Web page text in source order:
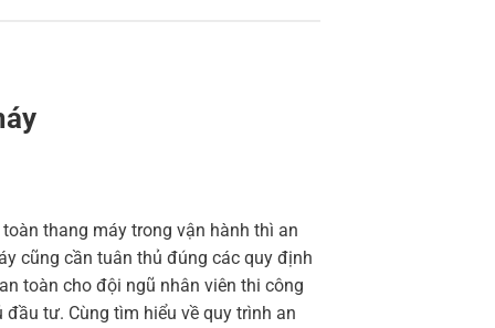
thang máy trong vận hành thì an
cũng cần tuân thủ đúng các quy định
toàn cho đội ngũ nhân viên thi công
tư. Cùng tìm hiểu về quy trình an